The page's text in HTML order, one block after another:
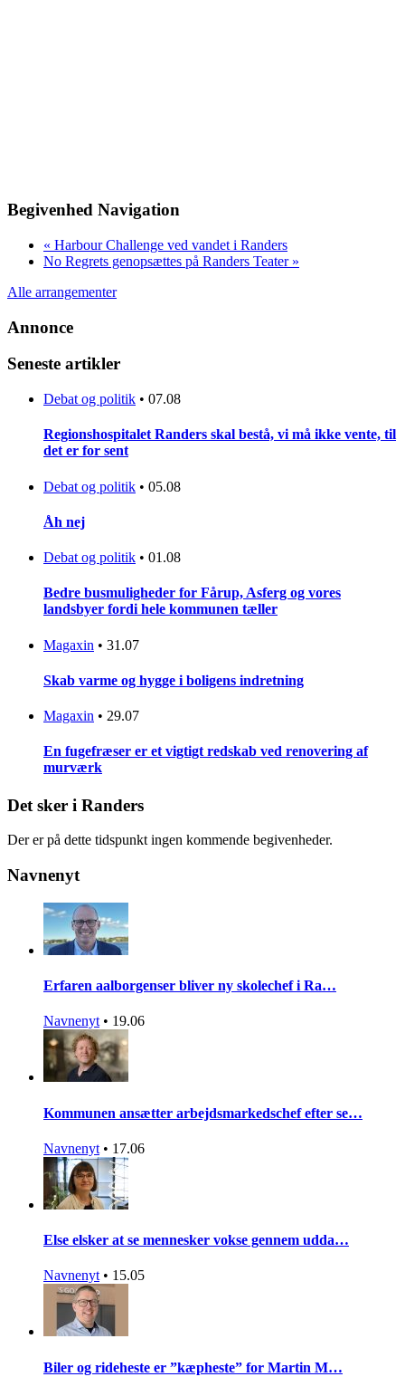
Begivenhed Navigation
« Harbour Challenge ved vandet i Randers
No Regrets genopsættes på Randers Teater »
Alle arrangementer
Annonce
Seneste artikler
Debat og politik • 07.08
Regionshospitalet Randers skal bestå, vi må ikke vente, til
det er for sent
Debat og politik • 05.08
Åh nej
Debat og politik • 01.08
Bedre busmuligheder for Fårup, Asferg og vores
landsbyer fordi hele kommunen tæller
Magaxin • 31.07
Skab varme og hygge i boligens indretning
Magaxin • 29.07
En fugefræser er et vigtigt redskab ved renovering af
murværk
Det sker i Randers
Der er på dette tidspunkt ingen kommende begivenheder.
Navnenyt
Erfaren aalborgenser bliver ny skolechef i Ra…
Navnenyt • 19.06
Kommunen ansætter arbejdsmarkedschef efter se…
Navnenyt • 17.06
Else elsker at se mennesker vokse gennem udda…
Navnenyt • 15.05
Biler og rideheste er ”kæpheste” for Martin M…